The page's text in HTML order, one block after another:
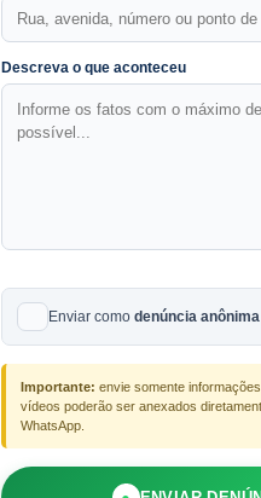
Descreva o que aconteceu
Enviar como denúncia anônima
Importante: envie somente
vídeos poderão ser anexados
WhatsApp.